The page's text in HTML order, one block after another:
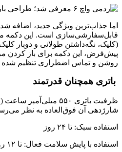
اما جذاب‌ترین ویژگی جدید، اضافه
قابل‌سفارشی‌سازی است. این دکمه
(کلیک، نگه‌داشتن طولانی و دوبار
پیش‌فرض، این دکمه برای باز کردن
روشن و تماس اضطراری تنظیم
باتری همچنان قدرتمند
شارژدهی آن فوق‌العاده به نظر
استفاده سبک: تا ۲۴ روز
استفاده با پایش سلامت فعال: تا ۱۲ روز